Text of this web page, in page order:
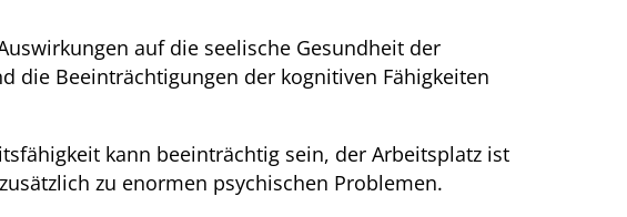
auf die seelische Gesundheit der
die Beeinträchtigungen der kognitiven Fähigkeiten
kann beeinträchtig sein, der Arbeitsplatz ist
zu enormen psychischen Problemen.